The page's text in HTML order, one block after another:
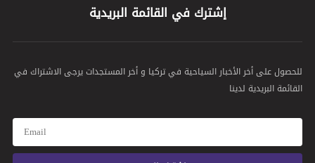
إشترك في القائمة البريدية
للحصول على أخر الأخبار السياحية في تركيا و أخر المستجدات يرجى الاشتراك في
القائمة البريدية لدينا